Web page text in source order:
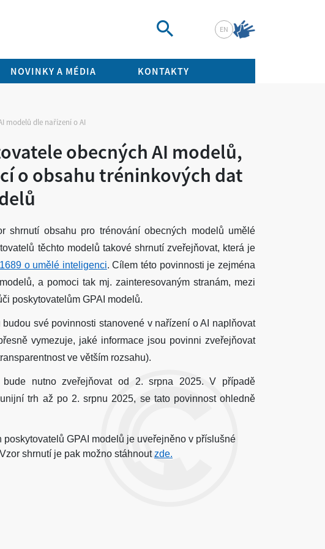
EN
NOVINKY A MÉDIA KONTAKTY
modelů dle nařízení o AI
obecných AI modelů,
o obsahu tréninkových dat
shrnutí obsahu pro trénování obecných modelů umělé
těchto modelů takové shrnutí zveřejňovat, která je
o umělé inteligenci. Cílem této povinnosti je zejména
a pomoci tak mj. zainteresovaným stranám, mezi
poskytovatelům GPAI modelů.
své povinnosti stanovené v nařízení o AI naplňovat
vymezuje, jaké informace jsou povinni zveřejňovat
ve větším rozsahu).
nutno zveřejňovat od 2. srpna 2025. V případě
trh až po 2. srpnu 2025, se tato povinnost ohledně
GPAI modelů je uveřejněno v příslušné
shrnutí je pak možno stáhnoutzde.